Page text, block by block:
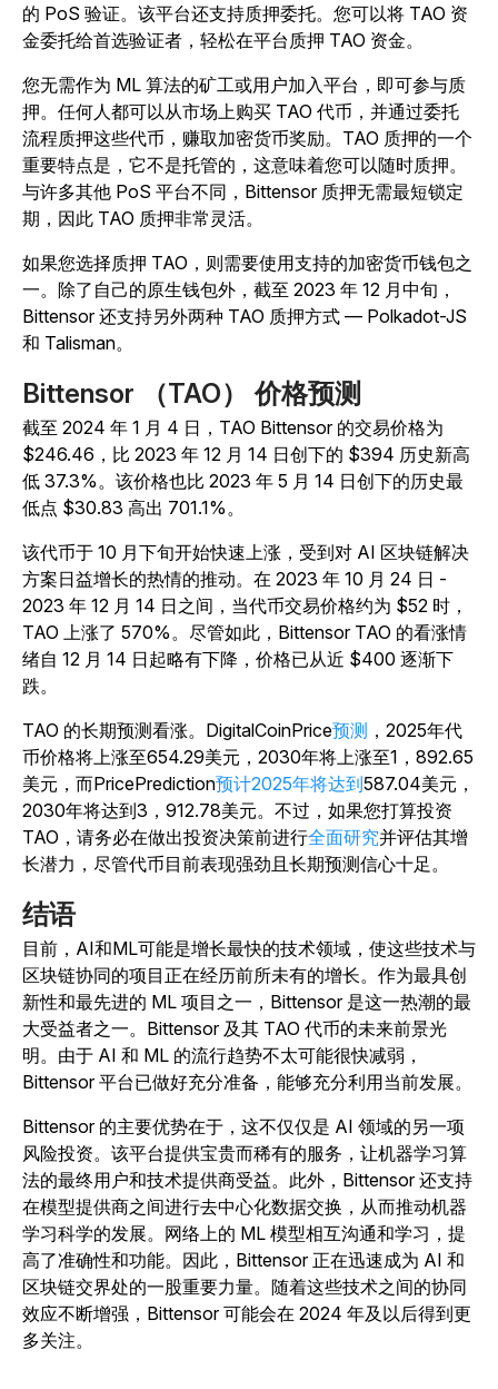
的 PoS 验证。该平台还支持质押委托。您可以将 TAO 资
金委托给首选验证者，轻松在平台质押 TAO 资金。
您无需作为 ML 算法的矿工或用户加入平台，即可参与质
押。任何人都可以从市场上购买 TAO 代币，并通过委托
流程质押这些代币，赚取加密货币奖励。TAO 质押的一个
重要特点是，它不是托管的，这意味着您可以随时质押。
与许多其他 PoS 平台不同，Bittensor 质押无需最短锁定
期，因此 TAO 质押非常灵活。
如果您选择质押 TAO，则需要使用支持的加密货币钱包之
一。除了自己的原生钱包外，截至 2023 年 12 月中旬，
Bittensor 还支持另外两种 TAO 质押方式 — Polkadot-JS
和 Talisman。
Bittensor （TAO） 价格预测
截至 2024 年 1 月 4 日，TAO Bittensor 的交易价格为
$246.46，比 2023 年 12 月 14 日创下的 $394 历史新高
低 37.3%。该价格也比 2023 年 5 月 14 日创下的历史最
低点 $30.83 高出 701.1%。
该代币于 10 月下旬开始快速上涨，受到对 AI 区块链解决
方案日益增长的热情的推动。在 2023 年 10 月 24 日 -
2023 年 12 月 14 日之间，当代币交易价格约为 $52 时，
TAO 上涨了 570%。尽管如此，Bittensor TAO 的看涨情
绪自 12 月 14 日起略有下降，价格已从近 $400 逐渐下
跌。
TAO 的长期预测看涨。DigitalCoinPrice预测 ，2025年代
币价格将上涨至654.29美元，2030年将上涨至1，892.65
美元，而PricePrediction预计2025年将达到587.04美元，
2030年将达到3，912.78美元。不过，如果您打算投资
TAO，请务必在做出投资决策前进行全面研究并评估其增
长潜力，尽管代币目前表现强劲且长期预测信心十足。
结语
目前，AI和ML可能是增长最快的技术领域，使这些技术与
区块链协同的项目正在经历前所未有的增长。作为最具创
新性和最先进的 ML 项目之一，Bittensor 是这一热潮的最
大受益者之一。Bittensor 及其 TAO 代币的未来前景光
明。由于 AI 和 ML 的流行趋势不太可能很快减弱，
Bittensor 平台已做好充分准备，能够充分利用当前发展。
Bittensor 的主要优势在于，这不仅仅是 AI 领域的另一项
风险投资。该平台提供宝贵而稀有的服务，让机器学习算
法的最终用户和技术提供商受益。此外，Bittensor 还支持
在模型提供商之间进行去中心化数据交换，从而推动机器
学习科学的发展。网络上的 ML 模型相互沟通和学习，提
高了准确性和功能。因此，Bittensor 正在迅速成为 AI 和
区块链交界处的一股重要力量。随着这些技术之间的协同
效应不断增强，Bittensor 可能会在 2024 年及以后得到更
多关注。